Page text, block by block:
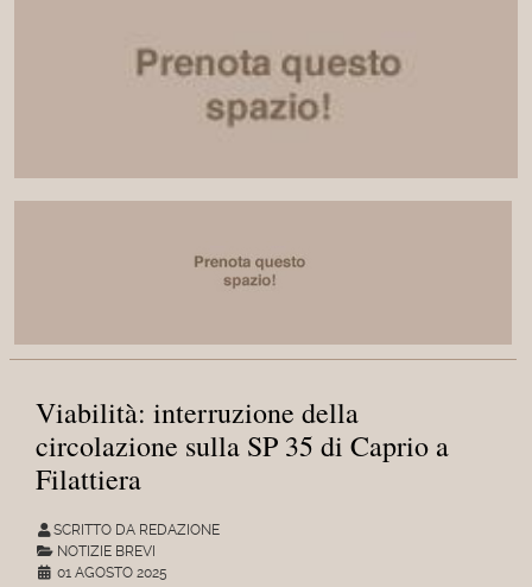
Viabilità: interruzione della
circolazione sulla SP 35 di Caprio a
Filattiera
SCRITTO DA REDAZIONE
NOTIZIE BREVI
01 AGOSTO 2025